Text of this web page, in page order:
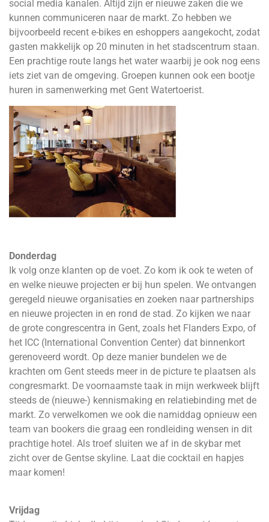
social media kanalen. Altijd zijn er nieuwe zaken die we
kunnen communiceren naar de markt. Zo hebben we
bijvoorbeeld recent e-bikes en eshoppers aangekocht, zodat
gasten makkelijk op 20 minuten in het stadscentrum staan.
Een prachtige route langs het water waarbij je ook nog eens
iets ziet van de omgeving. Groepen kunnen ook een bootje
huren in samenwerking met Gent Watertoerist.
Donderdag
Ik volg onze klanten op de voet. Zo kom ik ook te weten of
en welke nieuwe projecten er bij hun spelen. We ontvangen
geregeld nieuwe organisaties en zoeken naar partnerships
en nieuwe projecten in en rond de stad. Zo kijken we naar
de grote congrescentra in Gent, zoals het Flanders Expo, of
het ICC (International Convention Center) dat binnenkort
gerenoveerd wordt. Op deze manier bundelen we de
krachten om Gent steeds meer in de picture te plaatsen als
congresmarkt. De voornaamste taak in mijn werkweek blijft
steeds de (nieuwe-) kennismaking en relatiebinding met de
markt. Zo verwelkomen we ook die namiddag opnieuw een
team van bookers die graag een rondleiding wensen in dit
prachtige hotel. Als troef sluiten we af in de skybar met
zicht over de Gentse skyline. Laat die cocktail en hapjes
maar komen!
Vrijdag